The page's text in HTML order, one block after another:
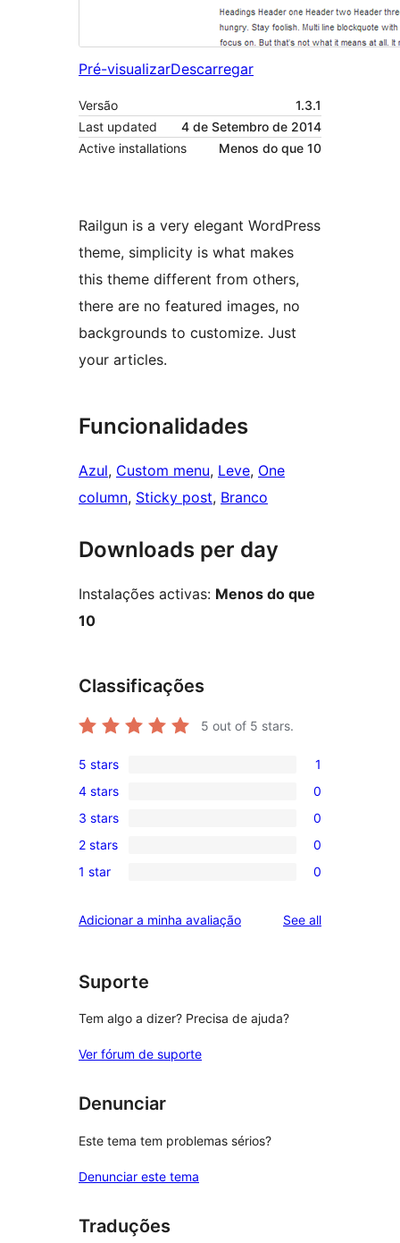
Pré-visualizarDescarregar
Versão
1.3.1
Last updated
4 de Setembro de 2014
Active installations
Menos do que 10
Railgun is a very elegant WordPress
theme, simplicity is what makes
this theme different from others,
there are no featured images, no
backgrounds to customize. Just
your articles.
Funcionalidades
Azul, Custom menu, Leve, One
column, Sticky post, Branco
Downloads per day
Instalações activas: Menos do que
10
Classificações
5 out of 5 stars.
1
5-
star
review
5 stars 1
0
4-
star
reviews
4 stars 0
0
3-
star
3 stars 0
0
2-
reviews
2 stars 0
0
star
1 star 0
Adicionar a minha avaliação See allreviews
Suporte
Tem algo a dizer? Precisa de ajuda?
Ver fórum de suporte
Denunciar
Este tema tem problemas sérios?
Denunciar este tema
Traduções